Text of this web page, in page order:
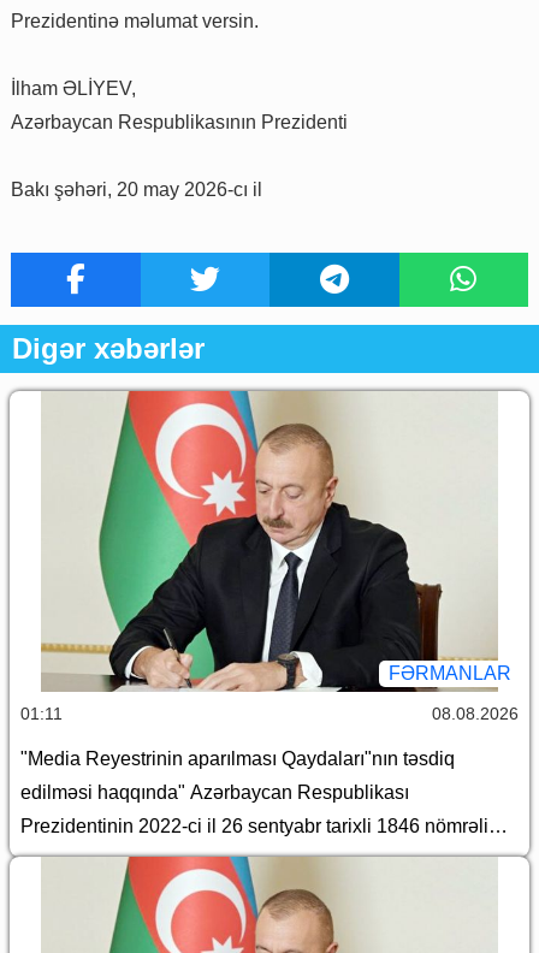
Prezidentinə məlumat versin.
İlham ƏLİYEV,
Azərbaycan Respublikasının Prezidenti
Bakı şəhəri, 20 may 2026-cı il
Digər xəbərlər
FƏRMANLAR
01:11 08.08.2026
"Media Reyestrinin aparılması Qaydaları"nın təsdiq
edilməsi haqqında" Azərbaycan Respublikası
Prezidentinin 2022-ci il 26 sentyabr tarixli 1846 nömrəli
Fərmanında dəyişiklik edilməsi barədə